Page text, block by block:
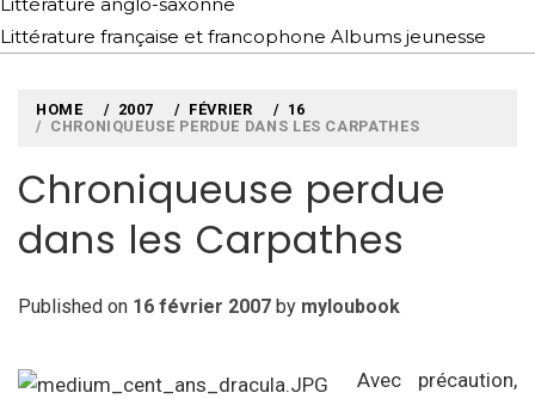
Littérature française et francophone Albums jeunesse
HOME 2007 FÉVRIER
16
CHRONIQUEUSE PERDUE DANS LES CARPATHES
Chroniqueuse perdue
dans les Carpathes
Published on 16 février 2007 by myloubook
Avec précaution,